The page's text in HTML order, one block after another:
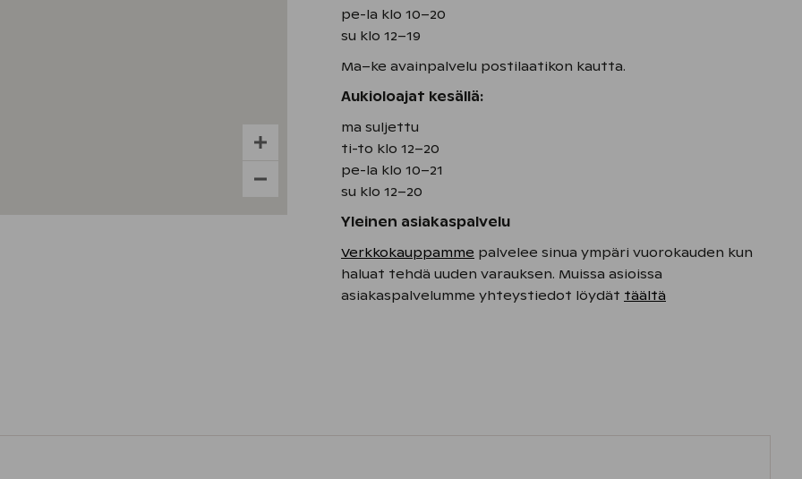
pe-la klo 10–20
su klo 12–19
Ma–ke avainpalvelu postilaatikon kautta.
Aukioloajat kesällä:
ma suljettu
ti-to klo 12–20
pe-la klo 10–21
su klo 12–20
Yleinen asiakaspalvelu
Verkkokauppamme palvelee sinua ympäri vuorokauden kun
haluat tehdä uuden varauksen. Muissa asioissa
asiakaspalvelumme yhteystiedot löydät täältä